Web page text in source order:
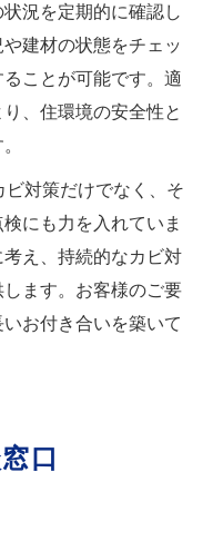
況を定期的に確認し
建材の状態をチェッ
ことが可能です。適
、住環境の安全性と
対策だけでなく、そ
にも力を入れていま
え、持続的なカビ対
ます。お客様のご要
お付き合いを築いて
口